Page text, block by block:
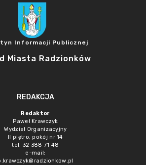
Informacji Publicznej
Miasta Radzionków
REDAKCJA
Redaktor
Paweł Krawczyk
Wydział Organizacyjny
II piętro, pokój nr 14
tel. 32 388 71 48
e-mail: